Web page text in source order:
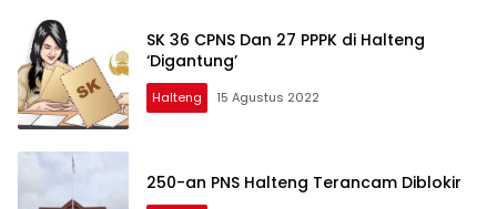
SK 36 CPNS Dan 27 PPPK di Halteng
‘Digantung’
Halteng 15 Agustus 2022
250-an PNS Halteng Terancam Diblokir